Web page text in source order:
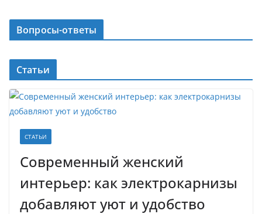
Вопросы-ответы
Статьи
СТАТЬИ
Современный женский
интерьер: как электрокарнизы
добавляют уют и удобство